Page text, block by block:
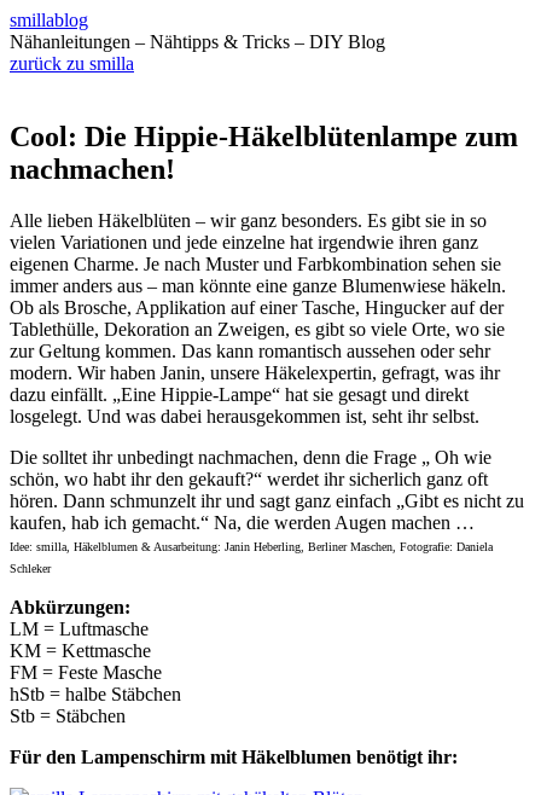
smillablog
Nähanleitungen – Nähtipps & Tricks – DIY Blog
zurück zu smilla
Cool: Die Hippie-Häkelblütenlampe zum
nachmachen!
Alle lieben Häkelblüten – wir ganz besonders. Es gibt sie in so
vielen Variationen und jede einzelne hat irgendwie ihren ganz
eigenen Charme. Je nach Muster und Farbkombination sehen sie
immer anders aus – man könnte eine ganze Blumenwiese häkeln.
Ob als Brosche, Applikation auf einer Tasche, Hingucker auf der
Tablethülle, Dekoration an Zweigen, es gibt so viele Orte, wo sie
zur Geltung kommen. Das kann romantisch aussehen oder sehr
modern. Wir haben Janin, unsere Häkelexpertin, gefragt, was ihr
dazu einfällt. „Eine Hippie-Lampe“ hat sie gesagt und direkt
losgelegt. Und was dabei herausgekommen ist, seht ihr selbst.
Die solltet ihr unbedingt nachmachen, denn die Frage „ Oh wie
schön, wo habt ihr den gekauft?“ werdet ihr sicherlich ganz oft
hören. Dann schmunzelt ihr und sagt ganz einfach „Gibt es nicht zu
kaufen, hab ich gemacht.“ Na, die werden Augen machen …
Idee: smilla, Häkelblumen & Ausarbeitung: Janin Heberling, Berliner Maschen, Fotografie: Daniela
Schleker
Abkürzungen:
LM = Luftmasche
KM = Kettmasche
FM = Feste Masche
hStb = halbe Stäbchen
Stb = Stäbchen
Für den Lampenschirm mit Häkelblumen benötigt ihr: